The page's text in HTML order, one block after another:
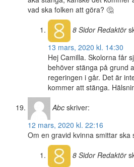
vad ska folken att göra? 🤔
8 SidorRedaktör
13 mars, 2020 kl. 14:30
Hej Camilla. Skolorna får
behöver stänga på grund
regeringen i går. Det är
kommer att stänga.
Abc skriver:
12 mars, 2020 kl. 22:16
Om en gravid kvinna smittar ska
8 SidorRedaktör